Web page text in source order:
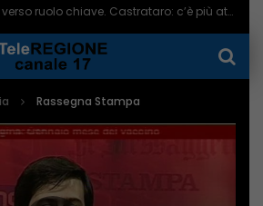
Veneziale Isernia, Ionna verso ruolo chiave. Castrataro: c’è più attenzione per Termoli – 08/08/2026
Rassegna Stampa